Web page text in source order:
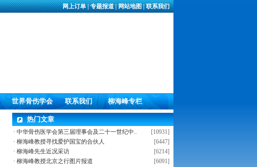
网上订单|专题报道|网站地图|联系我们
世界骨伤学会 联系我们 柳海峰专栏
热门文章
[10931]
· 中华骨伤医学会第三届理事会及二十一世纪中..
[6447]
· 柳海峰教授寻找爱护国宝的合伙人
[6214]
· 柳海峰先生近况采访
[6091]
· 柳海峰教授北京之行图片报道